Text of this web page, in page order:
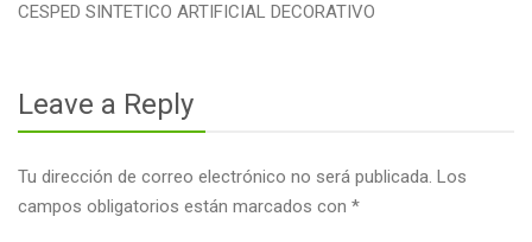
CESPED SINTETICO ARTIFICIAL DECORATIVO
Leave a Reply
Tu dirección de correo electrónico no será publicada. Los
campos obligatorios están marcados con *